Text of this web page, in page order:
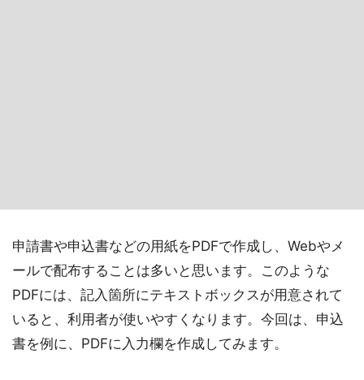
申請書や申込書などの用紙をPDFで作成し、Webやメ
ールで配布することは多いと思います。このような
PDFには、記入箇所にテキストボックスが用意されて
いると、利用者が使いやすくなります。今回は、申込
書を例に、PDFに入力欄を作成してみます。